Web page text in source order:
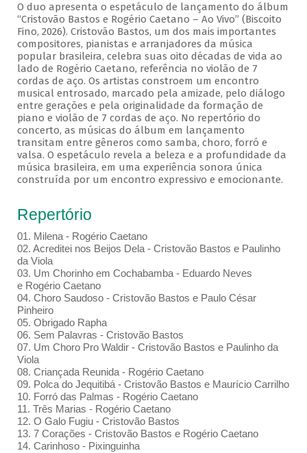
O duo apresenta o espetáculo de lançamento do álbum
“Cristovão Bastos e Rogério Caetano – Ao Vivo” (Biscoito
Fino, 2026). Cristovão Bastos, um dos mais importantes
compositores, pianistas e arranjadores da música
popular brasileira, celebra suas oito décadas de vida ao
lado de Rogério Caetano, referência no violão de 7
cordas de aço. Os artistas constroem um encontro
musical entrosado, marcado pela amizade, pelo diálogo
entre gerações e pela originalidade da formação de
piano e violão de 7 cordas de aço. No repertório do
concerto, as músicas do álbum em lançamento
transitam entre gêneros como samba, choro, forró e
valsa. O espetáculo revela a beleza e a profundidade da
música brasileira, em uma experiência sonora única
construída por um encontro expressivo e emocionante.
Repertório
01. Milena - Rogério Caetano
02. Acreditei nos Beijos Dela - Cristovão Bastos e Paulinho
da Viola
03. Um Chorinho em Cochabamba - Eduardo Neves
e Rogério Caetano
04. Choro Saudoso - Cristovão Bastos e Paulo César
Pinheiro
05. Obrigado Rapha
06. Sem Palavras - Cristovão Bastos
07. Um Choro Pro Waldir - Cristovão Bastos e Paulinho da
Viola
08. Criançada Reunida - Rogério Caetano
09. Polca do Jequitibá - Cristovão Bastos e Maurício Carrilho
10. Forró das Palmas - Rogério Caetano
11. Três Marias - Rogério Caetano
12. O Galo Fugiu - Cristovão Bastos
13. 7 Corações - Cristovão Bastos e Rogério Caetano
14. Carinhoso - Pixinguinha